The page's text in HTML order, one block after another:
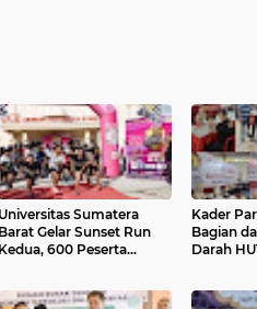
Universitas Sumatera
Barat Gelar Sunset Run
Kedua, 600 Peserta
Kader
Bagian
Darah